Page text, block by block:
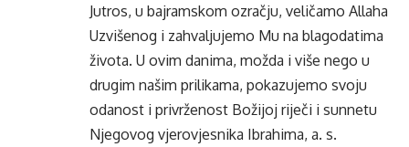
Jutros, u bajramskom ozračju, veličamo Allaha
Uzvišenog i zahvaljujemo Mu na blagodatima
života. U ovim danima, možda i više nego u
drugim našim prilikama, pokazujemo svoju
odanost i privrženost Božijoj riječi i sunnetu
Njegovog vjerovjesnika Ibrahima, a. s.